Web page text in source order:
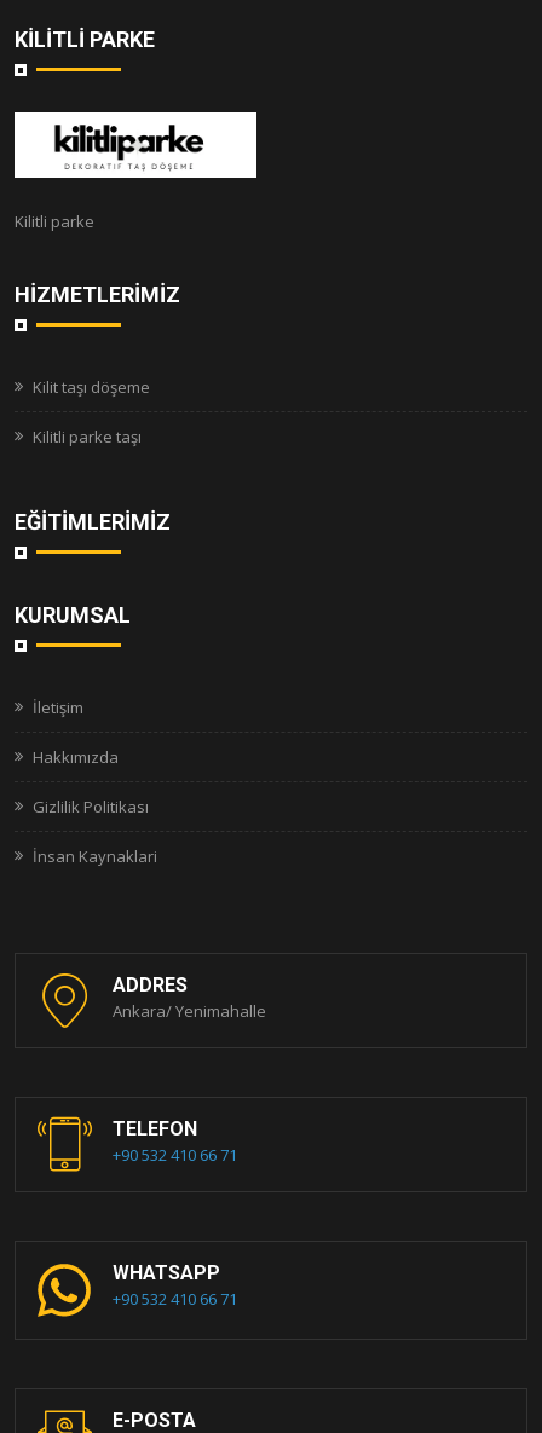
KILITLI PARKE
Kilitli parke
HIZMETLERIMIZ
Kilit taşı döşeme
Kilitli parke taşı
EĞITIMLERIMIZ
KURUMSAL
İletişim
Hakkımızda
Gizlilik Politikası
İnsan Kaynaklari
ADDRES
Ankara/ Yenimahalle
TELEFON
+90 532 410 66 71
WHATSAPP
+90 532 410 66 71
E-POSTA